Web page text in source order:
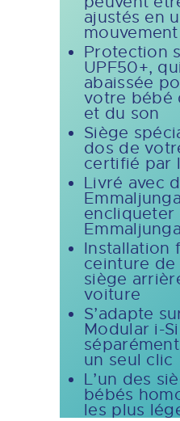
ajustés en
mouvement
Protection
UPF50+,
abaissée
votre bébé
et du son
Siège
dos de
certifié par
Livré avec
encliqueter
Emmaljunga
Installation
ceinture
siège
voiture
S’adapte
Modular i-
un seul clic
L’un des
bébés
les plus